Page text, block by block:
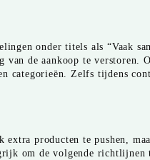
onder titels als “Vaak
de aankoop te verstoren.
categorieën. Zelfs tijdens
producten te pushen,
om de volgende richtlijnen